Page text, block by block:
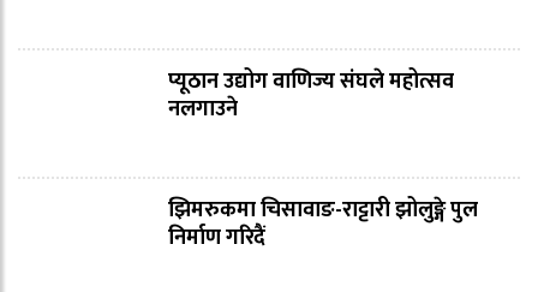
प्यूठान उद्योग वाणिज्य संघले महोत्सव
नलगाउने
झिमरुकमा चिसावाङ-राट्टारी झोलुङ्गे पुल
निर्माण गरिदैं